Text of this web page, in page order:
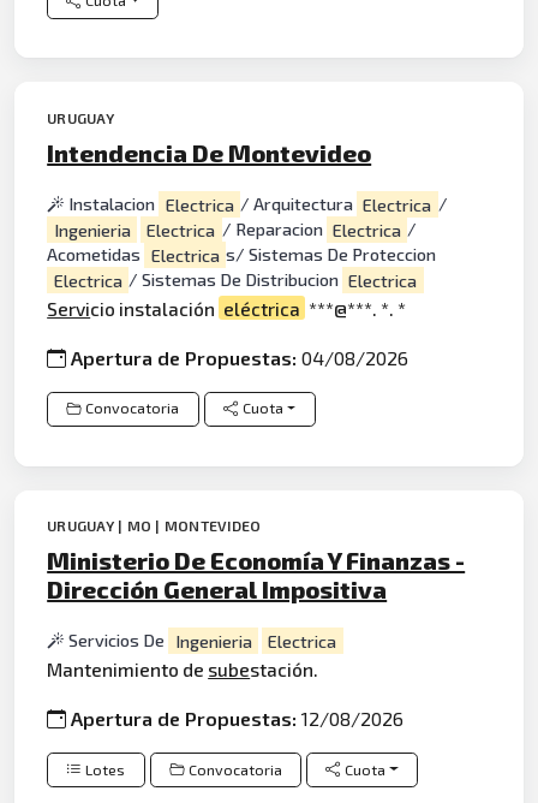
URUGUAY
Intendencia De Montevideo
Instalacion Electrica / Arquitectura Electrica /
Ingenieria
Electrica / Reparacion Electrica /
Acometidas Electrica s/ Sistemas De Proteccion
Electrica / Sistemas De Distribucion Electrica
Servicio instalación eléctrica ***@***. *. *
Apertura de Propuestas:04/08/2026
Convocatoria Cuota
URUGUAY | MO | MONTEVIDEO
Ministerio De Economía Y Finanzas -
Dirección General Impositiva
Servicios De Ingenieria Electrica
Mantenimiento de subestación.
Apertura de Propuestas:12/08/2026
Lotes Convocatoria Cuota